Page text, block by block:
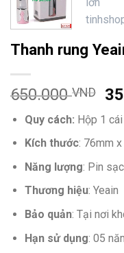
Thanh rung
650.000VND
Quy cách: Hộp 1 cái
Kích thước: 76mm
Năng lượng: Pin
Thương hiệu: Yeain
Bảo quản: Tại nơi
Hạn sử dụng: 05